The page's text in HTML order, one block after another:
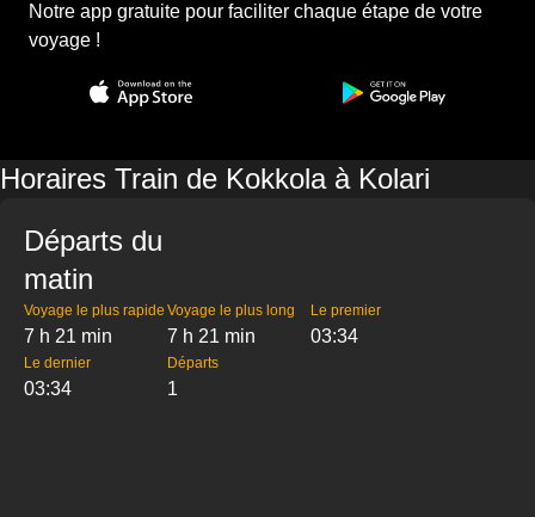
Notre app gratuite pour faciliter chaque étape de votre
voyage !
Horaires Train de Kokkola à Kolari
Départs du
matin
Voyage le plus rapide
7 h 21 min
Voyage le plus long
7 h 21 min
Le premier
03:34
Le dernier
03:34
Départs
1